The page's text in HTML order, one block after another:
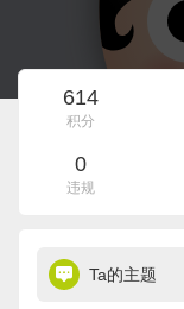
614
积分
0
违规
Ta的主题